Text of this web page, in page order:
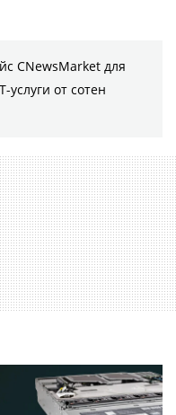
CNewsMarket для
от сотен